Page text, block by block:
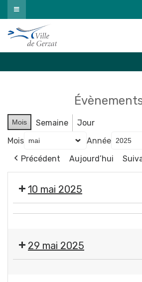
Passer
au
contenu
Mois Semaine
Jour
Mois
Année
Précédent
Aujourd’hui
10 mai 2025
🧥
👙
aux
plants
29 mai 2025